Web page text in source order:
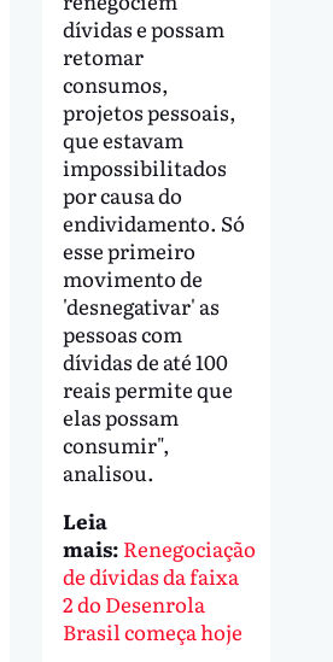
dívidas e possam
retomar
consumos,
projetos pessoais,
que estavam
impossibilitados
por causa do
endividamento. Só
esse primeiro
movimento de
'desnegativar' as
pessoas com
dívidas de até 100
reais permite que
elas possam
consumir",
analisou.
Leia
mais: Renegociação
de dívidas da faixa
2 do Desenrola
Brasil começa hoje